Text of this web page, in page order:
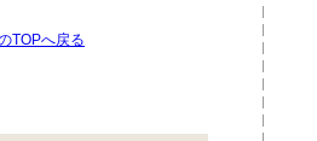
TOPへ戻る